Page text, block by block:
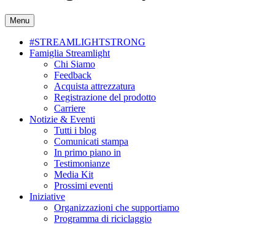
Menu
#STREAMLIGHTSTRONG
Famiglia Streamlight
Chi Siamo
Feedback
Acquista attrezzatura
Registrazione del prodotto
Carriere
Notizie & Eventi
Tutti i blog
Comunicati stampa
In primo piano in
Testimonianze
Media Kit
Prossimi eventi
Iniziative
Organizzazioni che supportiamo
Programma di riciclaggio